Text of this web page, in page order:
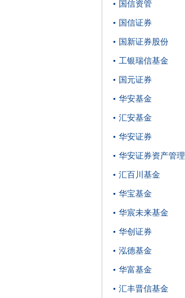
国信资管
国信证券
国新证券股份
工银瑞信基金
国元证券
华安基金
汇安基金
华安证券
华安证券资产管理
汇百川基金
华宝基金
华宸未来基金
华创证券
泓德基金
华富基金
汇丰晋信基金